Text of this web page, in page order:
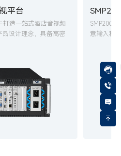
平台
打造一站式酒店音视频
设计理念，具备高密
SMP200
意输入和